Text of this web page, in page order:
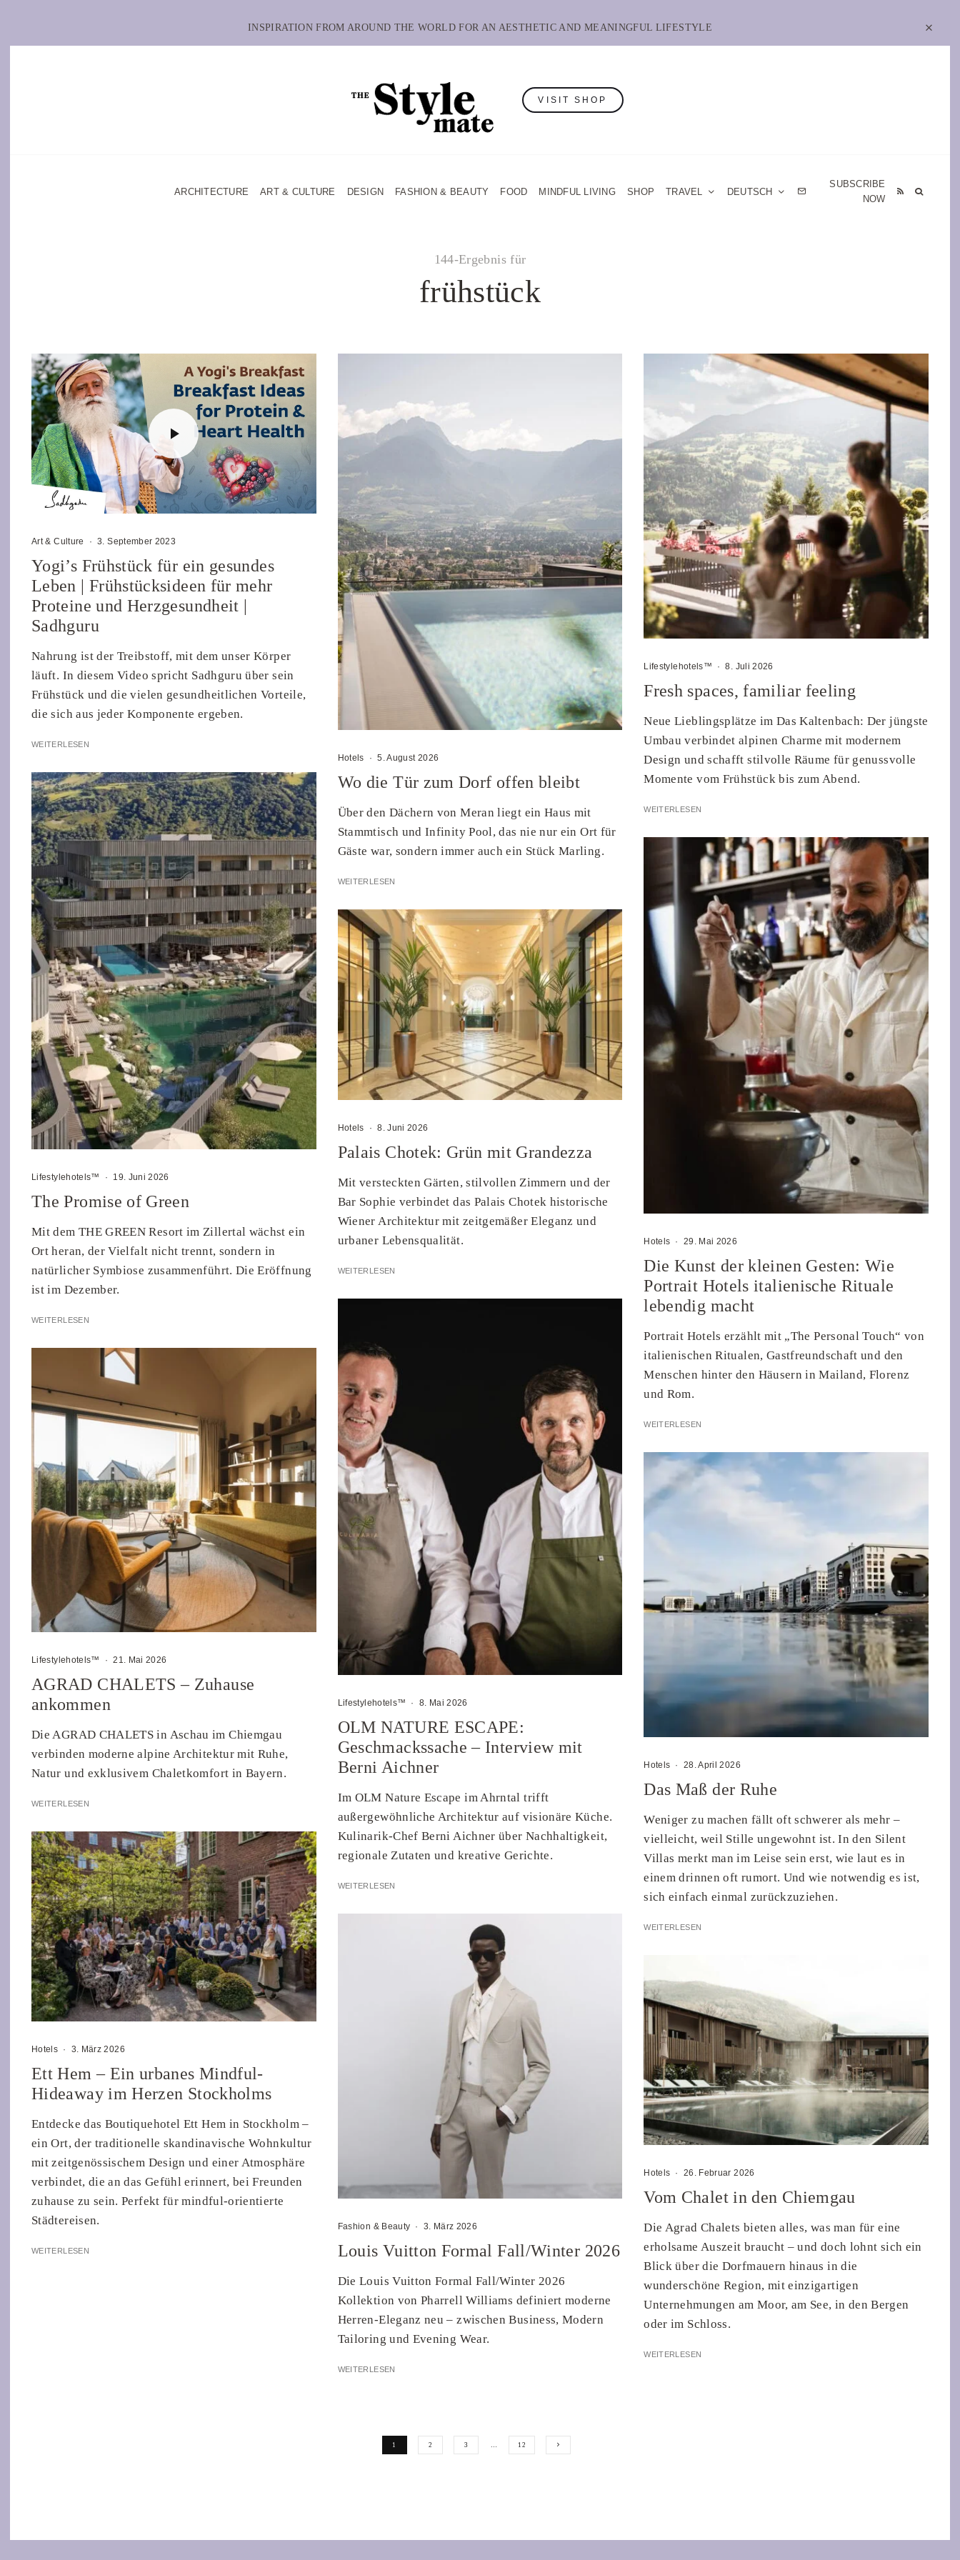
INSPIRATION FROM AROUND THE WORLD FOR AN AESTHETIC AND MEANINGFUL LIFESTYLE
VISIT SHOP
ARCHITECTURE ART & CULTURE DESIGN FASHION & BEAUTY FOOD MINDFUL LIVING SHOP TRAVEL DEUTSCH
SUBSCRIBE
NOW
144-Ergebnis für
frühstück
Art & Culture · 3. September 2023
Yogi’s Frühstück für ein gesundes
Leben | Frühstücksideen für mehr
Proteine und Herzgesundheit |
Sadhguru
Nahrung ist der Treibstoff, mit dem unser Körper
läuft. In diesem Video spricht Sadhguru über sein
Frühstück und die vielen gesundheitlichen Vorteile,
die sich aus jeder Komponente ergeben.
WEITERLESEN
Lifestylehotels™ · 19. Juni 2026
The Promise of Green
Mit dem THE GREEN Resort im Zillertal wächst ein
Ort heran, der Vielfalt nicht trennt, sondern in
natürlicher Symbiose zusammenführt. Die Eröffnung
ist im Dezember.
WEITERLESEN
Lifestylehotels™ · 21. Mai 2026
AGRAD CHALETS – Zuhause
ankommen
Die AGRAD CHALETS in Aschau im Chiemgau
verbinden moderne alpine Architektur mit Ruhe,
Natur und exklusivem Chaletkomfort in Bayern.
WEITERLESEN
Hotels · 3. März 2026
Ett Hem – Ein urbanes Mindful-
Hideaway im Herzen Stockholms
Entdecke das Boutiquehotel Ett Hem in Stockholm –
ein Ort, der traditionelle skandinavische Wohnkultur
mit zeitgenössischem Design und einer Atmosphäre
verbindet, die an das Gefühl erinnert, bei Freunden
zuhause zu sein. Perfekt für mindful-orientierte
Städtereisen.
WEITERLESEN
Hotels · 5. August 2026
Wo die Tür zum Dorf offen bleibt
Über den Dächern von Meran liegt ein Haus mit
Stammtisch und Infinity Pool, das nie nur ein Ort für
Gäste war, sondern immer auch ein Stück Marling.
WEITERLESEN
Hotels · 8. Juni 2026
Palais Chotek: Grün mit Grandezza
Mit versteckten Gärten, stilvollen Zimmern und der
Bar Sophie verbindet das Palais Chotek historische
Wiener Architektur mit zeitgemäßer Eleganz und
urbaner Lebensqualität.
WEITERLESEN
Lifestylehotels™ · 8. Mai 2026
OLM NATURE ESCAPE:
Geschmackssache – Interview mit
Berni Aichner
Im OLM Nature Escape im Ahrntal trifft
außergewöhnliche Architektur auf visionäre Küche.
Kulinarik-Chef Berni Aichner über Nachhaltigkeit,
regionale Zutaten und kreative Gerichte.
WEITERLESEN
Fashion & Beauty · 3. März 2026
Louis Vuitton Formal Fall/Winter 2026
Die Louis Vuitton Formal Fall/Winter 2026
Kollektion von Pharrell Williams definiert moderne
Herren-Eleganz neu – zwischen Business, Modern
Tailoring und Evening Wear.
WEITERLESEN
Lifestylehotels™ · 8. Juli 2026
Fresh spaces, familiar feeling
Neue Lieblingsplätze im Das Kaltenbach: Der jüngste
Umbau verbindet alpinen Charme mit modernem
Design und schafft stilvolle Räume für genussvolle
Momente vom Frühstück bis zum Abend.
WEITERLESEN
Hotels · 29. Mai 2026
Die Kunst der kleinen Gesten: Wie
Portrait Hotels italienische Rituale
lebendig macht
Portrait Hotels erzählt mit „The Personal Touch“ von
italienischen Ritualen, Gastfreundschaft und den
Menschen hinter den Häusern in Mailand, Florenz
und Rom.
WEITERLESEN
Hotels · 28. April 2026
Das Maß der Ruhe
Weniger zu machen fällt oft schwerer als mehr –
vielleicht, weil Stille ungewohnt ist. In den Silent
Villas merkt man im Leise sein erst, wie laut es in
einem drinnen oft rumort. Und wie notwendig es ist,
sich einfach einmal zurückzuziehen.
WEITERLESEN
Hotels · 26. Februar 2026
Vom Chalet in den Chiemgau
Die Agrad Chalets bieten alles, was man für eine
erholsame Auszeit braucht – und doch lohnt sich ein
Blick über die Dorfmauern hinaus in die
wunderschöne Region, mit einzigartigen
Unternehmungen am Moor, am See, in den Bergen
oder im Schloss.
WEITERLESEN
1 2 3 12